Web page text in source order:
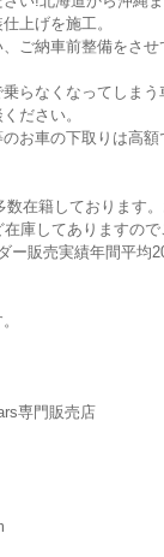
上げを施工。
ご納車前整備をさせ
らなくなってしま
ださい。
お車の下取りは高
在籍しております
庫してありますので
ー販売実績年間平均
専門販売店